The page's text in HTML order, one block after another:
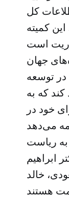
کمیته
جهان
توسعه
که به
خود در
و به ریاست
ابراهیم
خالد